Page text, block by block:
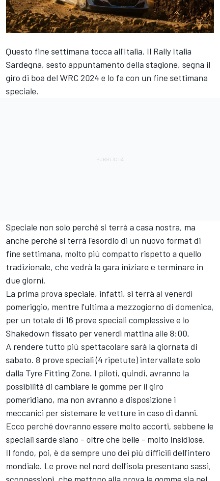
Questo fine settimana tocca all'Italia. Il Rally Italia
Sardegna, sesto appuntamento della stagione, segna il
giro di boa del WRC 2024 e lo fa con un fine settimana
speciale.
Speciale non solo perché si terrà a casa nostra, ma
anche perché si terrà l'esordio di un nuovo format di
fine settimana, molto più compatto rispetto a quello
tradizionale, che vedrà la gara iniziare e terminare in
due giorni.
La prima prova speciale, infatti, si terrà al venerdì
pomeriggio, mentre l'ultima a mezzogiorno di domenica,
per un totale di 16 prove speciali complessive e lo
Shakedown fissato per venerdì mattina alle 8:00.
A rendere tutto più spettacolare sarà la giornata di
sabato. 8 prove speciali (4 ripetute) intervallate solo
dalla Tyre Fitting Zone. I piloti, quindi, avranno la
possibilità di cambiare le gomme per il giro
pomeridiano, ma non avranno a disposizione i
meccanici per sistemare le vetture in caso di danni.
Ecco perché dovranno essere molto accorti, sebbene le
speciali sarde siano - oltre che belle - molto insidiose.
Il fondo, poi, è da sempre uno dei più difficili dell'intero
mondiale. Le prove nel nord dell'isola presentano sassi,